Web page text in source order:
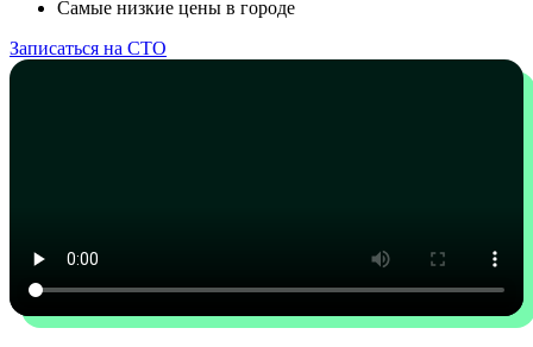
Самые низкие цены в городе
Записаться на СТО